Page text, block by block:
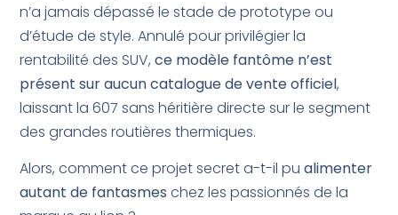
n’a jamais dépassé le stade de prototype ou
d’étude de style. Annulé pour privilégier la
rentabilité des SUV,ce modèle fantôme n’est
présent sur aucun catalogue de vente officiel,
laissant la 607 sans héritière directe sur le segment
des grandes routières thermiques.
Alors, comment ce projet secret a-t-il pualimenter
autant de fantasmes chez les passionnés de la